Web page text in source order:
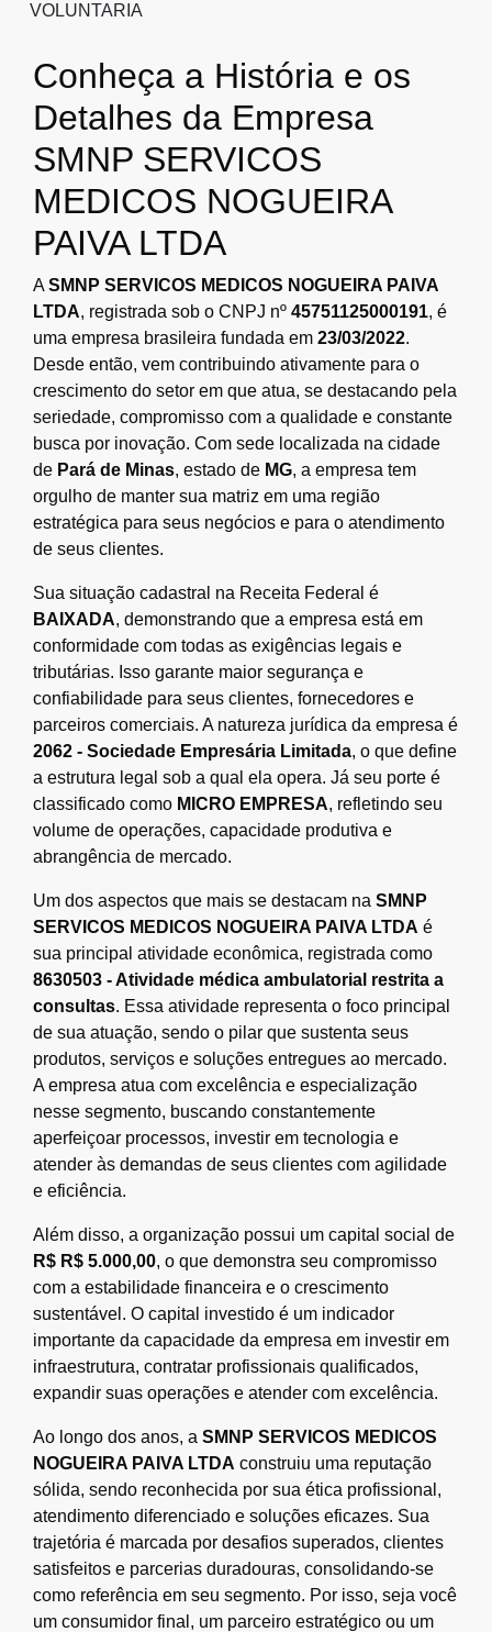
VOLUNTARIA
Conheça a História e os
Detalhes da Empresa
SMNP SERVICOS
MEDICOS NOGUEIRA
PAIVA LTDA
ASMNP SERVICOS MEDICOS NOGUEIRA PAIVA
LTDA, registrada sob o CNPJ nº 45751125000191, é
uma empresa brasileira fundada em 23/03/2022.
Desde então, vem contribuindo ativamente para o
crescimento do setor em que atua, se destacando pela
seriedade, compromisso com a qualidade e constante
busca por inovação. Com sede localizada na cidade
de Pará de Minas, estado de MG, a empresa tem
orgulho de manter sua matriz em uma região
estratégica para seus negócios e para o atendimento
de seus clientes.
Sua situação cadastral na Receita Federal é
BAIXADA, demonstrando que a empresa está em
conformidade com todas as exigências legais e
tributárias. Isso garante maior segurança e
confiabilidade para seus clientes, fornecedores e
parceiros comerciais. A natureza jurídica da empresa é
2062 - Sociedade Empresária Limitada, o que define
a estrutura legal sob a qual ela opera. Já seu porte é
classificado como MICRO EMPRESA, refletindo seu
volume de operações, capacidade produtiva e
abrangência de mercado.
Um dos aspectos que mais se destacam na SMNP
SERVICOS MEDICOS NOGUEIRA PAIVA LTDA é
sua principal atividade econômica, registrada como
8630503 - Atividade médica ambulatorial restrita a
consultas. Essa atividade representa o foco principal
de sua atuação, sendo o pilar que sustenta seus
produtos, serviços e soluções entregues ao mercado.
A empresa atua com excelência e especialização
nesse segmento, buscando constantemente
aperfeiçoar processos, investir em tecnologia e
atender às demandas de seus clientes com agilidade
e eficiência.
Além disso, a organização possui um capital social de
R$ R$ 5.000,00, o que demonstra seu compromisso
com a estabilidade financeira e o crescimento
sustentável. O capital investido é um indicador
importante da capacidade da empresa em investir em
infraestrutura, contratar profissionais qualificados,
expandir suas operações e atender com excelência.
Ao longo dos anos, a SMNP SERVICOS MEDICOS
NOGUEIRA PAIVA LTDA construiu uma reputação
sólida, sendo reconhecida por sua ética profissional,
atendimento diferenciado e soluções eficazes. Sua
trajetória é marcada por desafios superados, clientes
satisfeitos e parcerias duradouras, consolidando-se
como referência em seu segmento. Por isso, seja você
um consumidor final, um parceiro estratégico ou um